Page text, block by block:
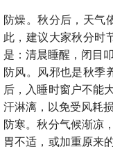
防燥。秋分后，天气
此，建议大家秋分时
是：清晨睡醒，闭目
防风。风邪也是秋季
后，入睡时窗户不能
汗淋漓，以免受风耗损
防寒。秋分气候渐凉
胃不适，或加重原来